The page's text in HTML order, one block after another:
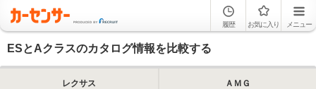
履歴 お気に入り メニュー
ESとAクラスのカタログ情報を比較する
レクサス
ＡＭＧ